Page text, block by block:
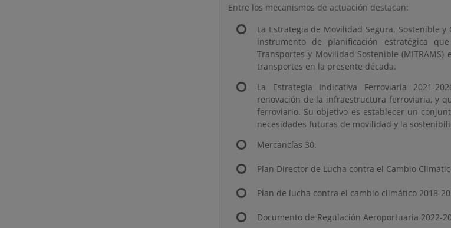
Entre los mecanismos de actuación destacan:
La Estrategia de Movilidad Segura, Sostenible y
instrumento de planificación estratégica
Transportes y Movilidad Sostenible
transportes en la presente década.
La Estrategia Indicativa Ferroviaria 2021-
renovación de la infraestructura ferroviaria, y
ferroviario. Su objetivo es establecer un
necesidades futuras de movilidad y la
Mercancías 30.
Plan Director de Lucha contra el Cambio
Plan de lucha contra el cambio climático 2018-
Documento de Regulación Aeroportuaria 2022-